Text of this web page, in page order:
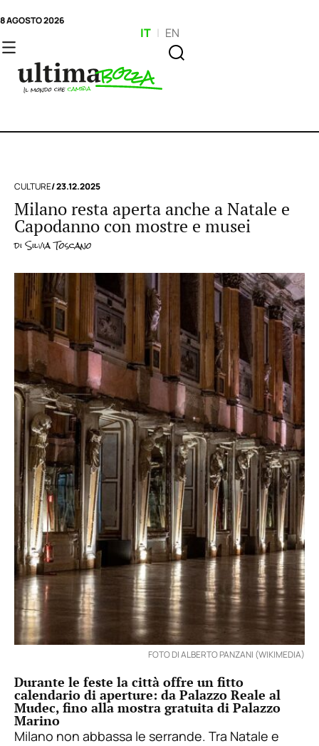
8 AGOSTO 2026
IT | EN
CULTURE/ 23.12.2025
Milano resta aperta anche a Natale e
Capodanno con mostre e musei
diSilvia Toscano
FOTO DI ALBERTO PANZANI (WIKIMEDIA)
Durante le feste la città offre un fitto
calendario di aperture: da Palazzo Reale al
Mudec, fino alla mostra gratuita di Palazzo
Marino
Milano non abbassa le serrande. Tra Natale e